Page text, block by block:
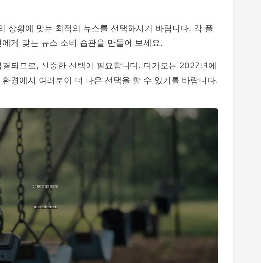
상황에 맞는 최적의 뉴스를 선택하시기 바랍니다. 각 플
게 맞는 뉴스 소비 습관을 만들어 보세요.
되므로, 신중한 선택이 필요합니다. 다가오는 2027년에
경에서 여러분이 더 나은 선택을 할 수 있기를 바랍니다.